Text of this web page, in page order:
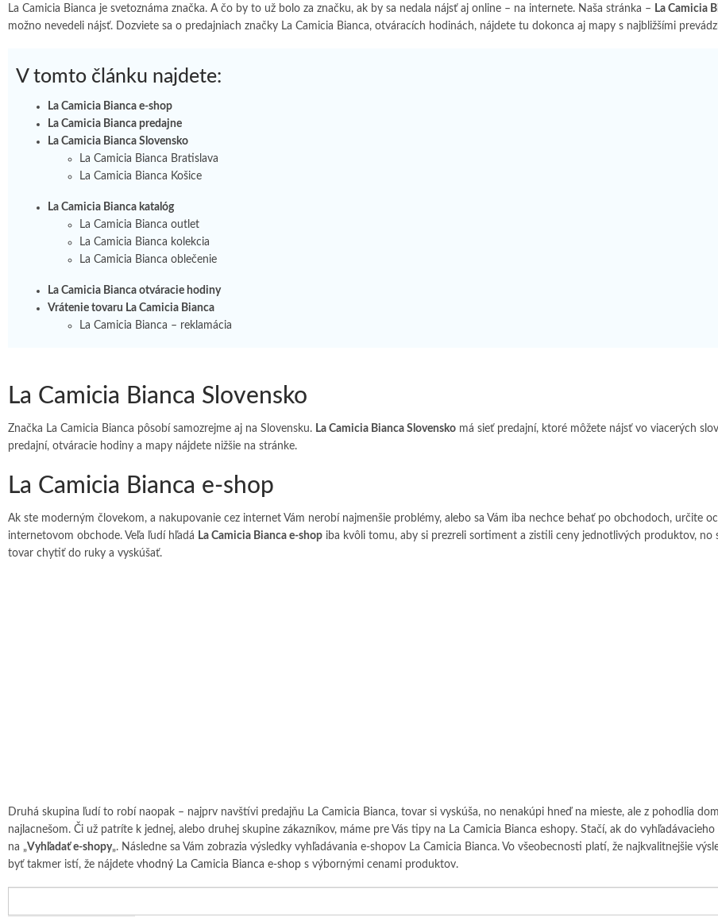
La Camicia Bianca je svetoznáma značka. A čo by to už bolo za značku, ak by sa nedala nájsť aj online – na internete. Naša stránka – La Camicia
možno nevedeli nájsť. Dozviete sa o predajniach značky La Camicia Bianca, otváracích hodinách, nájdete tu dokonca aj mapy s najbližšími
V tomto článku najdete:
La Camicia Bianca e-shop
La Camicia Bianca predajne
La Camicia Bianca Slovensko
La Camicia Bianca Bratislava
La Camicia Bianca Košice
La Camicia Bianca katalóg
La Camicia Bianca outlet
La Camicia Bianca kolekcia
La Camicia Bianca oblečenie
La Camicia Bianca otváracie hodiny
Vrátenie tovaru La Camicia Bianca
La Camicia Bianca – reklamácia
La Camicia Bianca Slovensko
Značka La Camicia Bianca pôsobí samozrejme aj na Slovensku. La Camicia Bianca Slovensko má sieť predajní, ktoré môžete nájsť vo viacerých
predajní, otváracie hodiny a mapy nájdete nižšie na stránke.
La Camicia Bianca e-shop
Ak ste moderným človekom, a nakupovanie cez internet Vám nerobí najmenšie problémy, alebo sa Vám iba nechce behať po obchodoch, určite
internetovom obchode. Veľa ľudí hľadá La Camicia Bianca e-shop iba kvôli tomu, aby si prezreli sortiment a zistili ceny jednotlivých produktov,
tovar chytiť do ruky a vyskúšať.
Druhá skupina ľudí to robí naopak – najprv navštívi predajňu La Camicia Bianca, tovar si vyskúša, no nenakúpi hneď na mieste, ale z pohodlia
najlacnešom. Či už patríte k jednej, alebo druhej skupine zákazníkov, máme pre Vás tipy na La Camicia Bianca eshopy. Stačí, ak do vyhľadávacieho
na „Vyhľadať e-shopy„. Následne sa Vám zobrazia výsledky vyhľadávania e-shopov La Camicia Bianca. Vo všeobecnosti platí, že najkvalitnejšie
byť takmer istí, že nájdete vhodný La Camicia Bianca e-shop s výbornými cenami produktov.